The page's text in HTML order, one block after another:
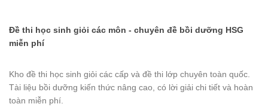
Đề thi học sinh giỏi các môn - chuyên đề bồi dưỡng HSG
miễn phí
Kho đề thi học sinh giỏi các cấp và đề thi lớp chuyên toàn quốc.
Tài liệu bồi dưỡng kiến thức nâng cao, có lời giải chi tiết và hoàn
toàn miễn phí.